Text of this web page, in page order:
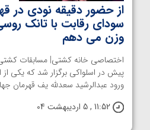
از حضور دقیقه نودی در
سودای رقابت با تانک
وزن می دهم
اختصاصی خانه کشتی| مسابقات کشتی
پیش در اسلواکی برگزار شد که یکی از
ورود عبدالرشید سعدلله یف قهرمان
11:52 , 5 اردیبهشت 04